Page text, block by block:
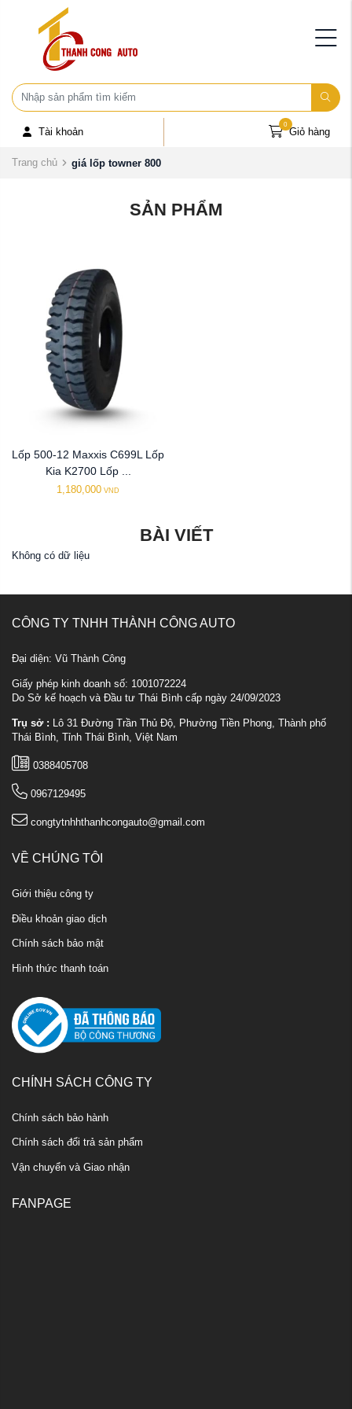
Tài khoản Giỏ hàng
0
Trang chủ giá lốp towner 800
SẢN PHẨM
Lốp 500-12 Maxxis C699L Lốp
Kia K2700 Lốp ...
1,180,000 VND
BÀI VIẾT
Không có dữ liệu
CÔNG TY TNHH THÀNH CÔNG AUTO
Đại diện: Vũ Thành Công
Giấy phép kinh doanh số: 1001072224
Do Sở kế hoạch và Đầu tư Thái Bình cấp ngày 24/09/2023
Trụ sở : Lô 31 Đường Trần Thủ Độ, Phường Tiền Phong, Thành phố
Thái Bình, Tỉnh Thái Bình, Việt Nam
0388405708
0967129495
congtytnhhthanhcongauto@gmail.com
VỀ CHÚNG TÔI
Giới thiệu công ty
Điều khoản giao dịch
Chính sách bảo mật
Hình thức thanh toán
CHÍNH SÁCH CÔNG TY
Chính sách bảo hành
Chính sách đổi trả sản phẩm
Vận chuyển và Giao nhận
FANPAGE